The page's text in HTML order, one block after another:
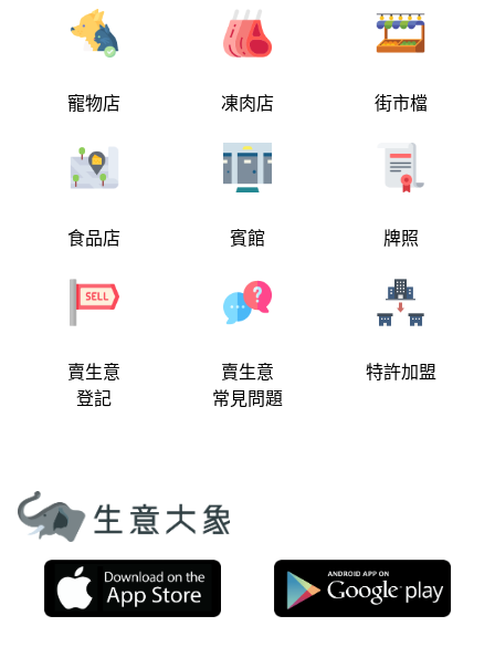
寵物店 凍肉店 街市檔
食品店 賓館 牌照
賣生意
登記
賣生意
常見問題
特許加盟